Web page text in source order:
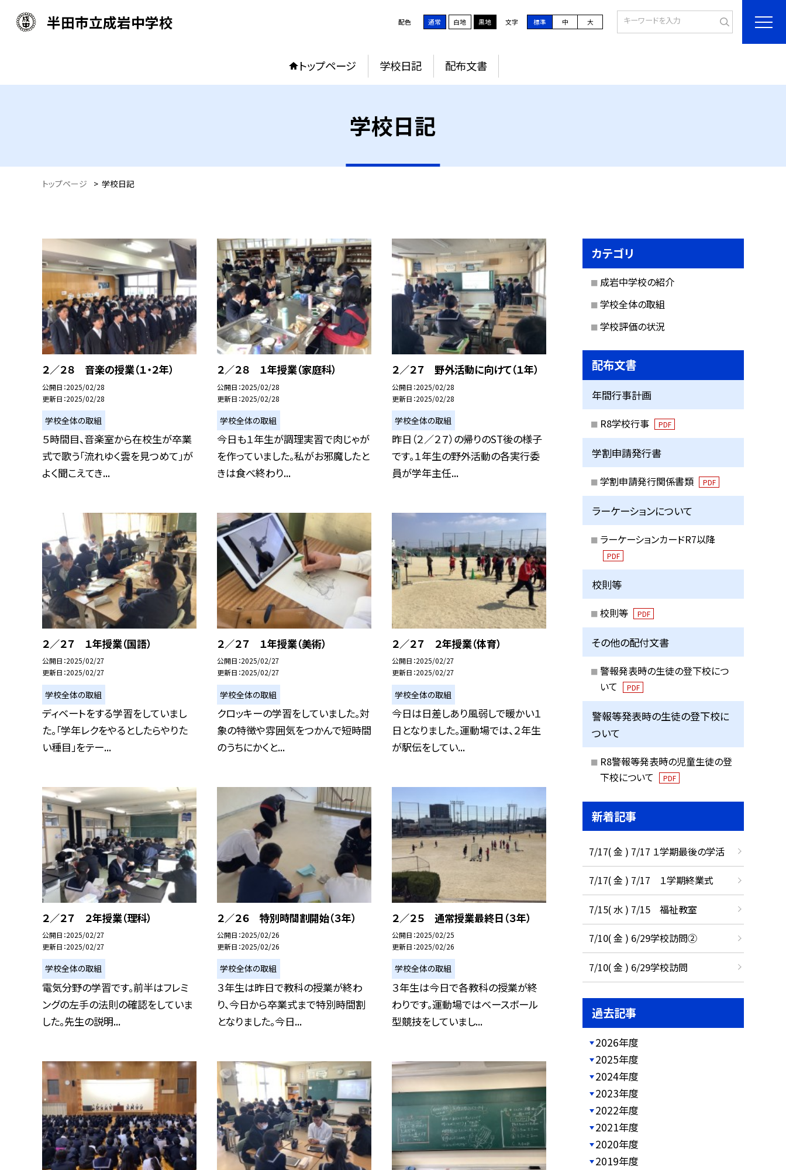
半田市立成岩中学校 配色 通常 白地 黒地 文字 標準 中 大
トップページ 学校日記 配布文書
学校日記
トップページ > 学校日記
２／２８ 音楽の授業（１・２年）
公開日 2025/02/28
更新日 2025/02/28
学校全体の取組
５時間目、音楽室から在校生が卒業
式で歌う「流れゆく雲を見つめて」が
よく聞こえてき...
２／２８ １年授業（家庭科）
公開日 2025/02/28
更新日 2025/02/28
学校全体の取組
今日も１年生が調理実習で肉じゃが
を作っていました。私がお邪魔したと
きは食べ終わり...
２／２７ 野外活動に向けて（１年）
公開日 2025/02/28
更新日 2025/02/28
学校全体の取組
昨日（２／２７）の帰りのST後の様子
です。１年生の野外活動の各実行委
員が学年主任...
２／２７ １年授業（国語）
公開日 2025/02/27
更新日 2025/02/27
学校全体の取組
ディベートをする学習をしていまし
た。「学年レクをやるとしたらやりた
い種目」をテー...
２／２７ １年授業（美術）
公開日 2025/02/27
更新日 2025/02/27
学校全体の取組
クロッキーの学習をしていました。対
象の特徴や雰囲気をつかんで短時間
のうちにかくと...
２／２７ ２年授業（体育）
公開日 2025/02/27
更新日 2025/02/27
学校全体の取組
今日は日差しあり風弱しで暖かい１
日となりました。運動場では、２年生
が駅伝をしてい...
２／２７ ２年授業（理科）
公開日 2025/02/27
更新日 2025/02/27
学校全体の取組
電気分野の学習です。前半はフレミ
ングの左手の法則の確認をしていま
した。先生の説明...
２／２６ 特別時間割開始（３年）
公開日 2025/02/26
更新日 2025/02/26
学校全体の取組
３年生は昨日で教科の授業が終わ
り、今日から卒業式まで特別時間割
となりました。今日...
２／２５ 通常授業最終日（３年）
公開日 2025/02/25
更新日 2025/02/26
学校全体の取組
３年生は今日で各教科の授業が終
わりです。運動場ではベースボール
型競技をしていまし...
カテゴリ
成岩中学校の紹介
学校全体の取組
学校評価の状況
配布文書
年間行事計画
R8学校行事 PDF
学割申請発行書
学割申請発行関係書類 PDF
ラーケーションについて
ラーケーションカードR7以降
PDF
校則等
校則等 PDF
その他の配付文書
警報発表時の生徒の登下校につ
いて
PDF
警報等発表時の生徒の登下校に
ついて
R8警報等発表時の児童生徒の登
下校について
PDF
新着記事
7/17( 金 ) 7/17 １学期最後の学活
7/17( 金 ) 7/17 １学期終業式
7/15( 水 ) 7/15 福祉教室
7/10( 金 ) 6/29学校訪問②
7/10( 金 ) 6/29学校訪問
過去記事
2026年度
2025年度
2024年度
2023年度
2022年度
2021年度
2020年度
2019年度